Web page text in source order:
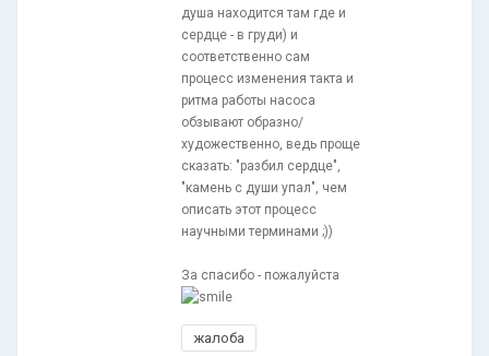
душа находится там где и
сердце - в груди) и
соответственно сам
процесс изменения такта и
ритма работы насоса
обзывают образно/
художественно, ведь проще
сказать: "разбил сердце",
"камень с души упал", чем
описать этот процесс
научными терминами ;))
За спасибо - пожалуйста
жалоба